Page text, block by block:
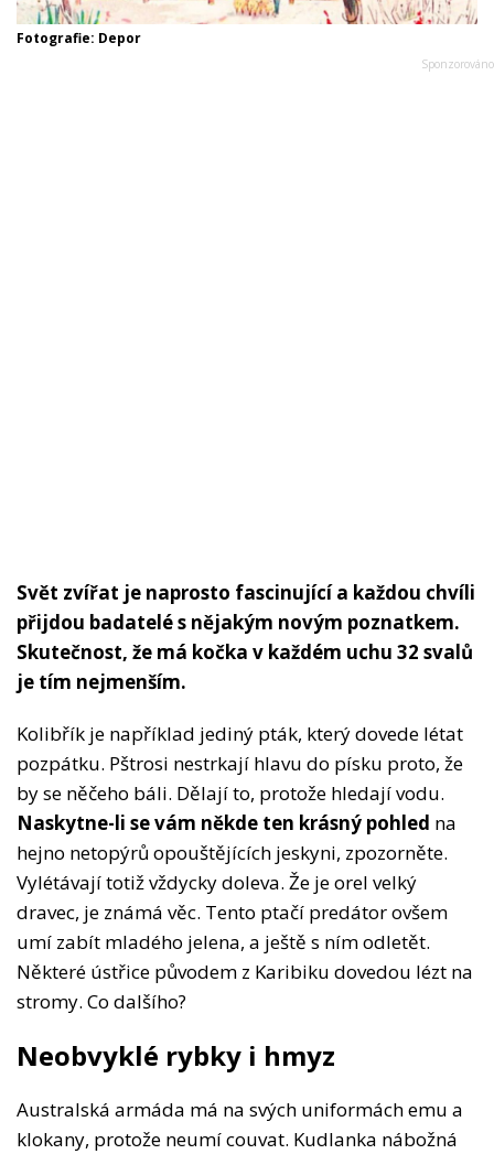
Fotografie: Depor
Svět zvířat je naprosto fascinující a každou chvíli
přijdou badatelé s nějakým novým poznatkem.
Skutečnost, že má kočka v každém uchu 32 svalů
je tím nejmenším.
Kolibřík je například jediný pták, který dovede létat
pozpátku. Pštrosi nestrkají hlavu do písku proto, že
by se něčeho báli. Dělají to, protože hledají vodu.
Naskytne-li se vám někde ten krásný pohled na
hejno netopýrů opouštějících jeskyni, zpozorněte.
Vylétávají totiž vždycky doleva. Že je orel velký
dravec, je známá věc. Tento ptačí predátor ovšem
umí zabít mladého jelena, a ještě s ním odletět.
Některé ústřice původem z Karibiku dovedou lézt na
stromy. Co dalšího?
Neobvyklé rybky i hmyz
Australská armáda má na svých uniformách emu a
klokany, protože neumí couvat. Kudlanka nábožná